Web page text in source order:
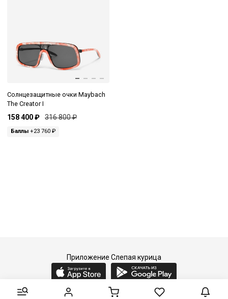
Солнцезащитные очки Maybach
The Creator I
158 400 ₽ 316 800 ₽
Баллы +23 760 ₽
Приложение Слепая курица
2015-2026 © Слепая курица - fashion concept store.